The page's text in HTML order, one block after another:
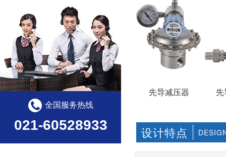
先导减压器
设计特点
全国服务热线
021-60528933